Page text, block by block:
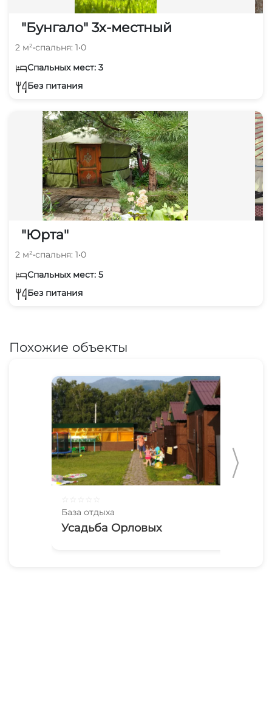
"Бунгало" 3х-местный
2 м²•спальня: 1•0
Спальных мест: 3
Без питания
"Юрта"
2 м²•спальня: 1•0
Спальных мест: 5
Без питания
Похожие объекты
База отдыха
Усадьба Орловых